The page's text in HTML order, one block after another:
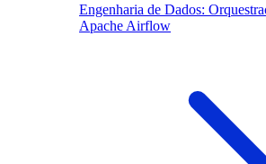
Engenharia de Dados:
Apache Airflow